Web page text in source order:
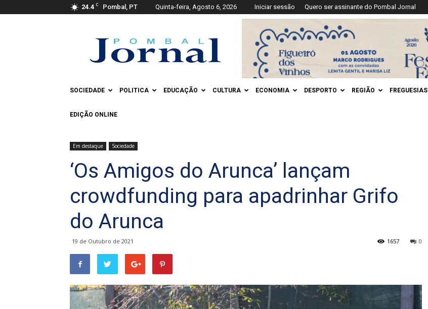
24.4 C Pombal, PT Quinta-feira, Agosto 6, 2026 Iniciar sessão Quero ser assinante do Pombal Jornal
Jornal
SOCIEDADE POLITICA EDUCAÇÃO CULTURA ECONOMIA DESPORTO REGIÃO FREGUESIAS
EDIÇÃO ONLINE
Em destaque Sociedade
‘Os Amigos do Arunca’ lançam
crowdfunding para apadrinhar Grifo
do Arunca
19 de Outubro de 2021 0
1657